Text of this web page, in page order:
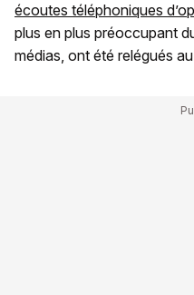
écoutes téléphoniques
plus en plus préoccupant
médias, ont été relégués